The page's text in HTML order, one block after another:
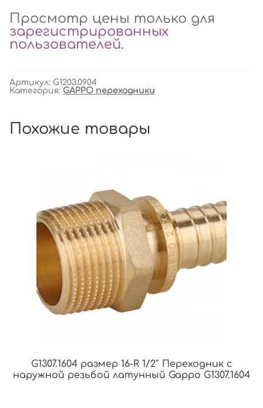
Просмотр цены только для
зарегистрированных
пользователей.
Артикул: G1203.0904
Категория: GAPPO переходники
Похожие товары
G1307.1604 размер 16-R 1/2″ Переходник с
наружной резьбой латунный Gappo G1307.1604